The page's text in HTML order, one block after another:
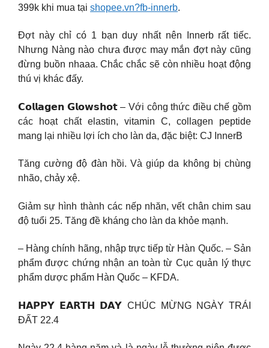
399k khi mua tại shopee.vn?fb-innerb.
Đợt này chỉ có 1 bạn duy nhất nên Innerb rất tiếc.
Nhưng Nàng nào chưa được may mắn đợt này cũng
đừng buồn nhaaa. Chắc chắc sẽ còn nhiều hoạt động
thú vị khác đấy.
𝗖𝗼𝗹𝗹𝗮𝗴𝗲𝗻 𝗚𝗹𝗼𝘄𝘀𝗵𝗼𝘁 – Với công thức điều chế gồm
các hoạt chất elastin, vitamin C, collagen peptide
mang lại nhiều lợi ích cho làn da, đặc biệt: CJ InnerB
Tăng cường độ đàn hồi. Và giúp da không bị chùng
nhão, chảy xệ.
Giảm sự hình thành các nếp nhăn, vết chân chim sau
độ tuổi 25. Tăng đề kháng cho làn da khỏe mạnh.
– Hàng chính hãng, nhập trực tiếp từ Hàn Quốc. – Sản
phẩm được chứng nhận an toàn từ Cục quản lý thực
phẩm dược phẩm Hàn Quốc – KFDA.
𝗛𝗔𝗣𝗣𝗬 𝗘𝗔𝗥𝗧𝗛 𝗗𝗔𝗬 CHÚC MỪNG NGÀY TRÁI
ĐẤT 22.4